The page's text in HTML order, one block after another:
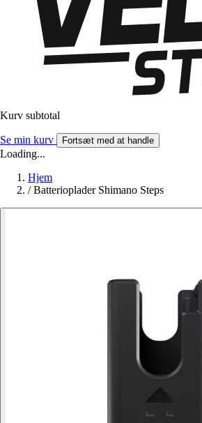
Kurv subtotal
Se min kurv Fortsæt med at handle
Loading...
Hjem
/ Batterioplader Shimano Steps